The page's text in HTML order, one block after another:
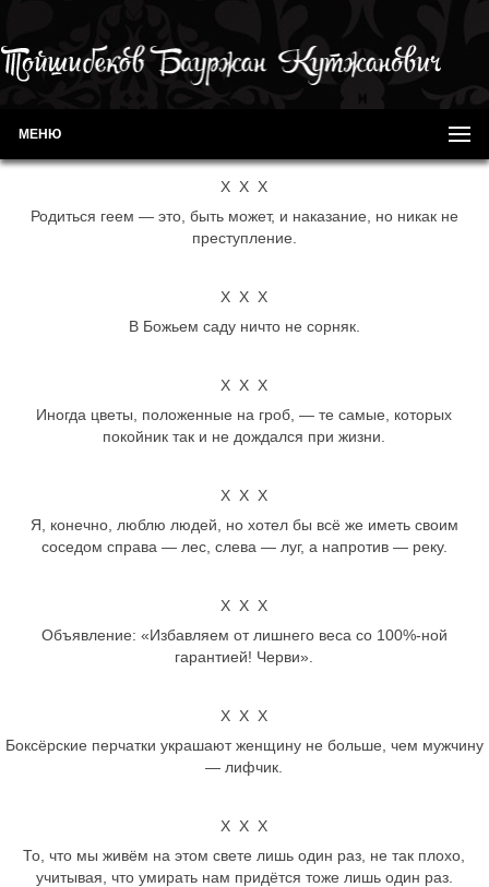
МЕНЮ
Х Х Х
Родиться геем — это, быть может, и наказание, но никак не
преступление.
Х Х Х
В Божьем саду ничто не сорняк.
Х Х Х
Иногда цветы, положенные на гроб, — те самые, которых
покойник так и не дождался при жизни.
Х Х Х
Я, конечно, люблю людей, но хотел бы всё же иметь своим
соседом справа — лес, слева — луг, а напротив — реку.
Х Х Х
Объявление: «Избавляем от лишнего веса со 100%-ной
гарантией! Черви».
Х Х Х
Боксёрские перчатки украшают женщину не больше, чем мужчину
— лифчик.
Х Х Х
То, что мы живём на этом свете лишь один раз, не так плохо,
учитывая, что умирать нам придётся тоже лишь один раз.